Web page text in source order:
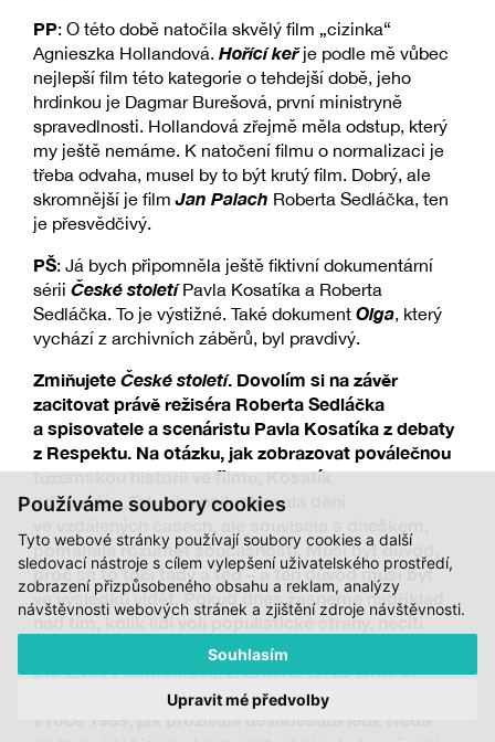
Používáme soubory cookies
Tyto webové stránky používají soubory cookies a další
sledovací nástroje s cílem vylepšení uživatelského prostředí,
zobrazení přizpůsobeného obsahu a reklam, analýzy
návštěvnosti webových stránek a zjištění zdroje návštěvnosti.
Souhlasím
Upravit mé předvolby
PP: O této době natočila skvělý film „cizinka“
Agnieszka Hollandová. Hořící keřje podle mě vůbec
nejlepší film této kategorie o tehdejší době, jeho
hrdinkou je Dagmar Burešová, první ministryně
spravedlnosti. Hollandová zřejmě měla odstup, který
my ještě nemáme. K natočení filmu o normalizaci je
třeba odvaha, musel by to být krutý film. Dobrý, ale
skromnější je filmJan Palach Roberta Sedláčka, ten
je přesvědčivý.
PŠ: Já bych připomněla ještě fiktivní dokumentární
sérii České stoletíPavla Kosatíka a Roberta
Sedláčka. To je výstižné. Také dokument Olga, který
vychází z archivních záběrů, byl pravdivý.
Zmiňujete České století. Dovolím si na závěr
zacitovat právě režiséra Roberta Sedláčka
a spisovatele a scenáristu Pavla Kosatíka z debaty
z Respektu. Na otázku, jak zobrazovat poválečnou
tuzemskou historii ve filmu, Kosatík
odpovídá: „Tak, aby neilustrovala dění
pomáhala rozumět současnosti. Musí být důvod,
proč se to točí tady a teď – a ten důvod musí být
ve výsledku vidět. Pokud dnes žasneme například
nad tím, kolik lidí volí populistické strany, necítí
solidaritu s druhými a odhazuje skrupule nutné
pro život v demokracii, znamená to, že jsme si
špatně vykládali, co velká část společnosti chtěla